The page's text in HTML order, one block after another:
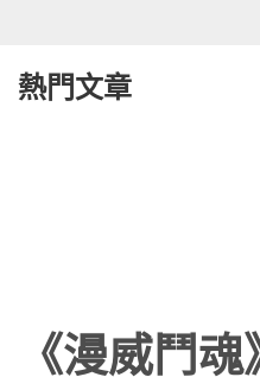
熱門文章
《漫威鬥